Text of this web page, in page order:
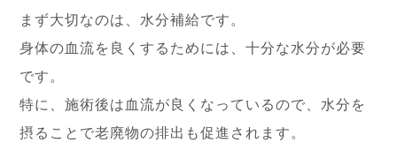
まず大切なのは、水分補給です。
身体の血流を良くするためには、十分な水分が必要
です。
特に、施術後は血流が良くなっているので、水分を
摂ることで老廃物の排出も促進されます。